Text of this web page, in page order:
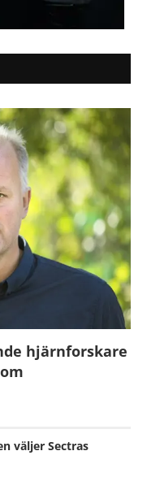
hjärnforskare
väljer Sectras